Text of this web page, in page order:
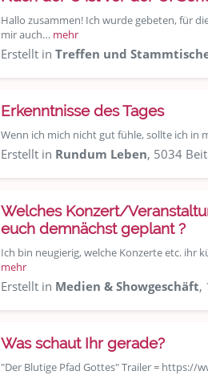
Hallo zusammen! Ich wurde gebeten, für
mir auch… mehr
Erstellt in Treffen und
Erkenntnisse des Tages
Wenn ich mich nicht gut fühle, sollte ich in
Erstellt in Rundum Leben, 5034
Welches Konzert/
euch demnächst geplant ?
Ich bin neugierig, welche Konzerte etc. ihr
mehr
Erstellt in Medien & Showgeschäft,
Was schaut Ihr gerade?
"Der Blutige Pfad Gottes" Trailer = https://